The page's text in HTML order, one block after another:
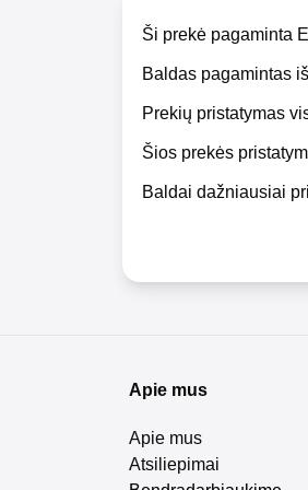
Ši prekė pagaminta
Baldas pagamintas
Prekių pristatymas
Šios prekės
Baldai dažniausiai
Apie mus
Apie mus
Atsiliepimai